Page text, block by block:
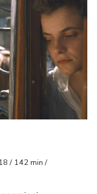
/ 142 min /